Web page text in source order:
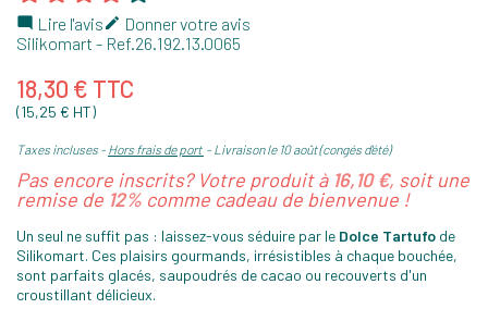
 Lire l'avis Donner votre avis
Silikomart - Ref.26.192.13.0065
18,30 € TTC
(15,25 € HT)
Taxes incluses Hors frais de port Livraison le 10 août (congés d'été)
Pas encore inscrits? Votre produit à 16,10 €, soit une
remise de 12% comme cadeau de bienvenue !
Un seul ne suffit pas : laissez-vous séduire par le Dolce Tartufo de
Silikomart. Ces plaisirs gourmands, irrésistibles à chaque bouchée,
sont parfaits glacés, saupoudrés de cacao ou recouverts d'un
croustillant délicieux.